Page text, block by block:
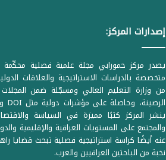
إصدارات المركز:
متخصصة بالدراسات الاستراتيجية والعلاقات
من وزارة التعليم العالي ومسجّلة ضمن المجلات
ينشر المركز كتبًا مميزة في السياسة
والمجتمع على المستويات العراقية والإقليمية
عنه أيضًا كراسة استراتيجية فصلية تبحث قضايا
نخبة من الباحثين العراقيين والعرب.